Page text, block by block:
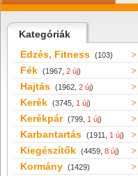
Kategóriák
Edzés, Fitness (103)
Fék (1967, 2 új)
Hajtás (1962, 2 új)
Kerék (3745, 1 új)
Kerékpár (799, 1 új)
Karbantartás (1911, 1 új)
Kiegészítők (4459, 8 új)
Kormány (1429)